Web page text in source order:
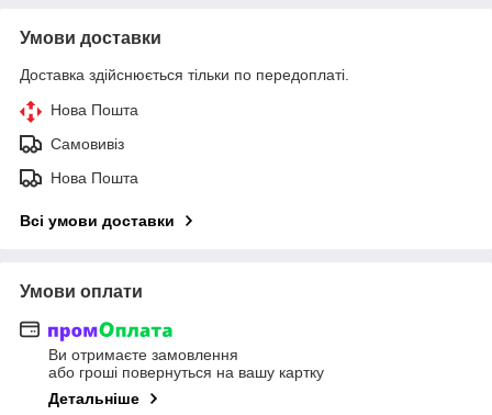
Умови доставки
Доставка здійснюється тільки по передоплаті.
Нова Пошта
Самовивіз
Нова Пошта
Всі умови доставки
Умови оплати
Ви отримаєте замовлення
або гроші повернуться на вашу картку
Детальніше